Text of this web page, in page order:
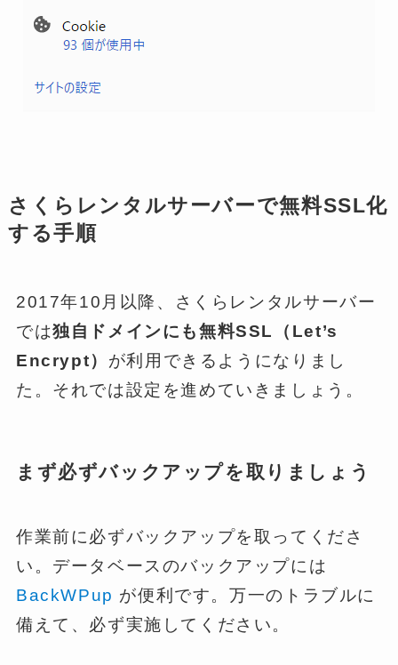
さくらレンタルサーバーで無料SSL化
する手順
2017年10月以降、さくらレンタルサーバー
では独自ドメインにも無料SSL（Let’s
Encrypt） が利用できるようになりまし
た。それでは設定を進めていきましょう。
まず必ずバックアップを取りましょう
作業前に必ずバックアップを取ってくださ
い。データベースのバックアップには
BackWPup が便利です。万一のトラブルに
備えて、必ず実施してください。